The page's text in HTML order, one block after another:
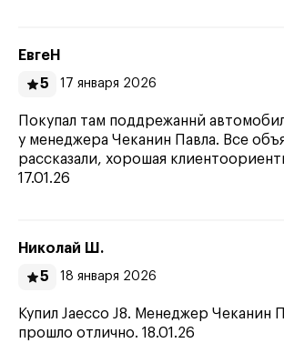
ЕвгеН
5
17 января 2026
Покупал там поддрежаннй
у менеджера Чеканин Павла. Все
рассказали, хорошая
17.01.26
Николай Ш.
5
18 января 2026
Купил Jaecco J8. Менеджер Чеканин
прошло отлично. 18.01.26